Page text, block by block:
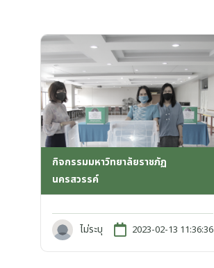
กิจกรรมมหาวิทยาลัยราชภัฏ
นครสวรรค์
ไม่ระบุ 2023-02-13 11:36:36